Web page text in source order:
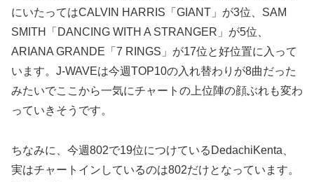
にいたってはCALVIN HARRIS「GIANT」が3位、SAM
SMITH「DANCING WITH A STRANGER」が5位、
ARIANA GRANDE「7 RINGS」が17位と好位置に入って
います。J-WAVEは今週TOP10の入れ替わりが8曲だった
みたいでここから一気にチャートの上位陣の顔ぶれも変わ
っていきそうです。
ちなみに、今週802で19位につけているDedachiKenta、
実はチャートインしているのは802だけとなっています。